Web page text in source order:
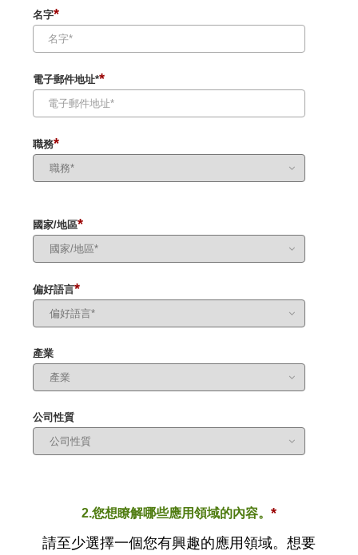
名字*
電子郵件地址**
職務*
國家/地區*
偏好語言*
產業
公司性質
2.您想瞭解哪些應用領域的內容。*
請至少選擇一個您有興趣的應用領域。想要